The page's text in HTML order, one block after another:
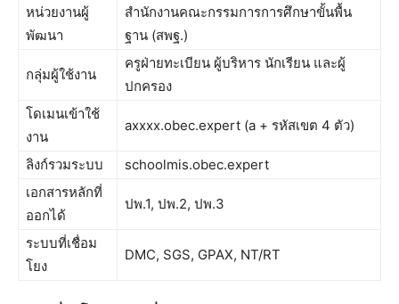
หน่วยงานผู้
พัฒนา
สำนักงานคณะกรรมการการศึกษาขั้นพื้น
ฐาน (สพฐ.)
กลุ่มผู้ใช้งาน
ครูฝ่ายทะเบียน ผู้บริหาร นักเรียน และผู้
ปกครอง
โดเมนเข้าใช้
งาน
axxxx.obec.expert (a + รหัสเขต 4 ตัว)
ลิงก์รวมระบบ
schoolmis.obec.expert
เอกสารหลักที่
ออกได้
ปพ.1, ปพ.2, ปพ.3
ระบบที่เชื่อม
โยง
DMC, SGS, GPAX, NT/RT